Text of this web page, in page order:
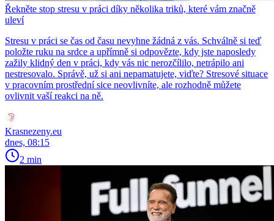
Řekněte stop stresu v práci díky několika triků, které vám značně
uleví
Stresu v práci se čas od času nevyhne žádná z vás. Schválně si teď
položte ruku na srdce a upřímně si odpovězte, kdy jste naposledy
zažily klidný den v práci, kdy vás nic nerozčílilo, netrápilo ani
nestresovalo. Správě, už si ani nepamatujete, viďte? Stresové situace
v pracovním prostřední sice neovlivníte, ale rozhodně můžete
ovlivnit vaší reakci na ně.
Krasnezeny.eu
dnes, 08:15
2 min